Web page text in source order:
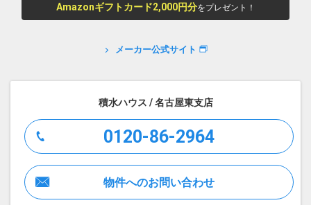
Amazonギフトカード2,000円分をプレゼント！
メーカー公式サイト
積水ハウス / 名古屋東支店
0120-86-2964
物件へのお問い合わせ